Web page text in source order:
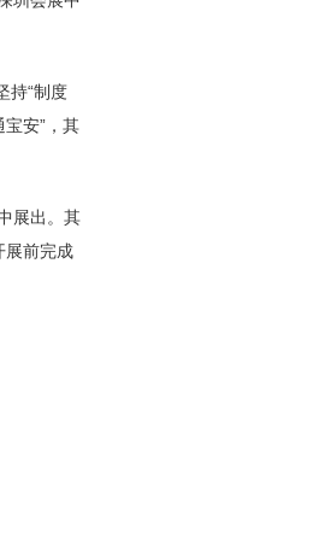
持“制度
安”，其
展出。其
展前完成